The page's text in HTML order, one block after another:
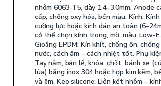
nhôm 6063-T5, dày 1.4–3.0mm, Anode
cấp, chống oxy hóa, bền màu. Kính: Kính
cường lực hoặc kính dán an toàn
có thể chọn kính trong, mờ, màu, Low-E.
Gioăng EPDM: Kín khít, chống ồn, chống
nước, cách âm – cách nhiệt tốt. Phụ
Tay nắm, bản lề, khóa, chốt, bánh xe
lùa) bằng inox 304 hoặc hợp kim kẽm,
và êm. Keo silicone: Liên kết nhôm –